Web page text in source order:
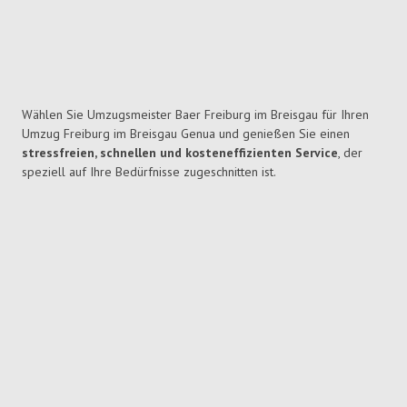
Wählen Sie Umzugsmeister Baer Freiburg im Breisgau für Ihren
Umzug Freiburg im Breisgau Genua und genießen Sie einen
stressfreien, schnellen und kosteneffizienten Service, der
speziell auf Ihre Bedürfnisse zugeschnitten ist.